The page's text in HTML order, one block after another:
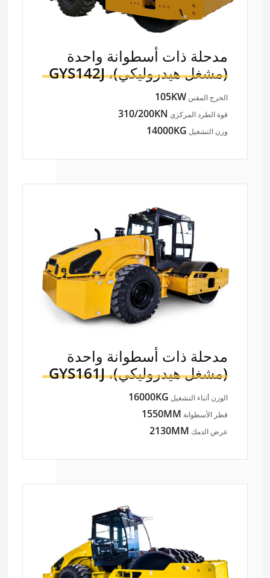
مدحلة ذات أسطوانة واحدة
(مشغل هيدروليكي)،GYS142J
الخرج المقنن105KW
قوة الطرد المركزي 310/200KN
وزن التشغيل 14000KG
مدحلة ذات أسطوانة واحدة
(مشغل هيدروليكي)،GYS161J
الوزن أثناء التشغيل 16000KG
قطر الأسطوانة 1550MM
عرض الدمك 2130MM